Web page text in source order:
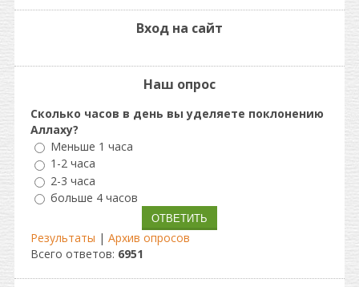
Вход на сайт
Наш опрос
Сколько часов в день вы уделяете поклонению
Аллаху?
Меньше 1 часа
1-2 часа
2-3 часа
больше 4 часов
Результаты | Архив опросов
Всего ответов: 6951